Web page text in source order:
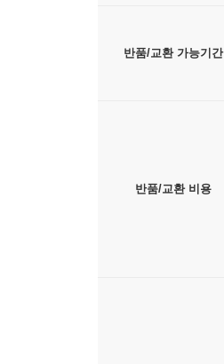
반품/교환 가능기간
반품/교환 비용